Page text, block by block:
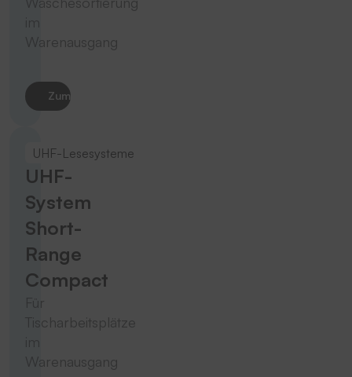
Warenausgang
Zum Produkt
UHF-Lesesysteme
UHF-
System
Short-
Range
Compact
Für
Tischarbeitsplätze
Warenausgang